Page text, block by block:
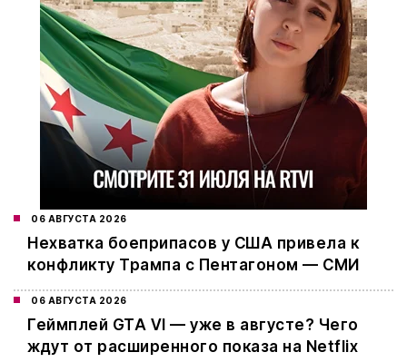
06 АВГУСТА 2026
Нехватка боеприпасов у США привела к
конфликту Трампа с Пентагоном — СМИ
06 АВГУСТА 2026
Геймплей GTA VI — уже в августе? Чего
ждут от расширенного показа на Netflix